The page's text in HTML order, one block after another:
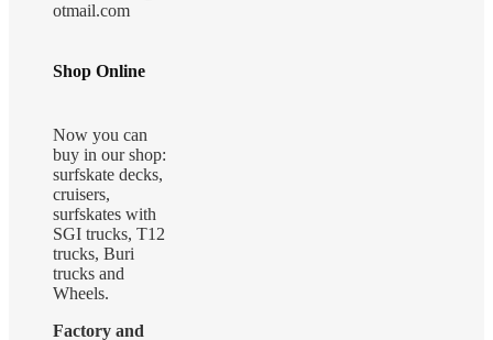
otmail.com
Shop Online
Now you can
buy in our shop:
surfskate decks,
cruisers,
surfskates with
SGI trucks, T12
trucks, Buri
trucks and
Wheels.
Factory and